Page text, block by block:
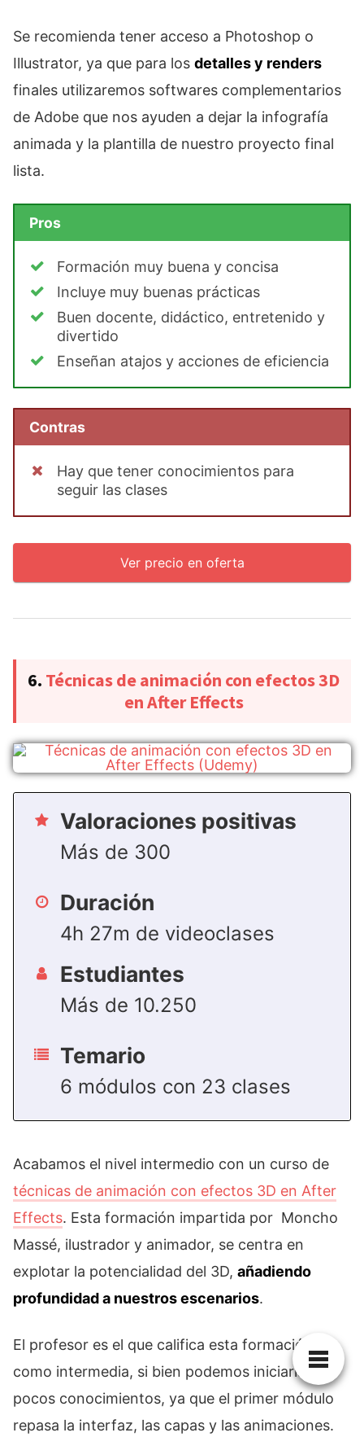
Se recomienda tener acceso a Photoshop o
Illustrator, ya que para los detalles y renders
finales utilizaremos softwares complementarios
de Adobe que nos ayuden a dejar la infografía
animada y la plantilla de nuestro proyecto final
lista.
Pros
Formación muy buena y concisa
Incluye muy buenas prácticas
Buen docente, didáctico, entretenido y
divertido
Enseñan atajos y acciones de eficiencia
Contras
Hay que tener conocimientos para
seguir las clases
Ver precio en oferta
6. Técnicas de animación con efectos 3D
en After Effects
Valoraciones positivas
Más de 300
Duración
4h 27m de videoclases
Estudiantes
Más de 10.250
Temario
6 módulos con 23 clases
Acabamos el nivel intermedio con un curso de
técnicas de animación con efectos 3D en After
Effects. Esta formación impartida por Moncho
Massé, ilustrador y animador, se centra en
explotar la potencialidad del 3D, añadiendo
profundidad a nuestros escenarios.
El profesor es el que califica esta formación
como intermedia, si bien podemos iniciarla con
pocos conocimientos, ya que el primer módulo
repasa la interfaz, las capas y las animaciones.